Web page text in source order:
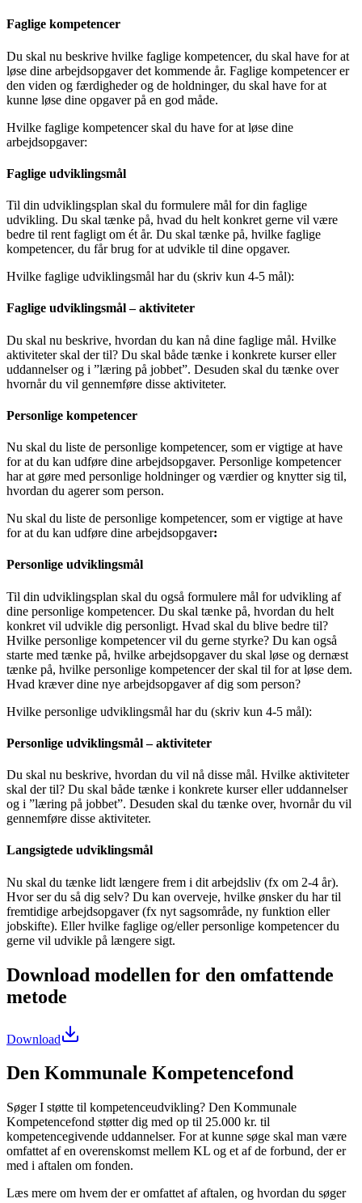
Faglige kompetencer
Du skal nu beskrive hvilke faglige kompetencer, du skal have for at
løse dine arbejdsopgaver det kommende år. Faglige kompetencer er
den viden og færdigheder og de holdninger, du skal have for at
kunne løse dine opgaver på en god måde.
Hvilke faglige kompetencer skal du have for at løse dine
arbejdsopgaver:
Faglige udviklingsmål
Til din udviklingsplan skal du formulere mål for din faglige
udvikling. Du skal tænke på, hvad du helt konkret gerne vil være
bedre til rent fagligt om ét år. Du skal tænke på, hvilke faglige
kompetencer, du får brug for at udvikle til dine opgaver.
Hvilke faglige udviklingsmål har du (skriv kun 4-5 mål):
Faglige udviklingsmål – aktiviteter
Du skal nu beskrive, hvordan du kan nå dine faglige mål. Hvilke
aktiviteter skal der til? Du skal både tænke i konkrete kurser eller
uddannelser og i ”læring på jobbet”. Desuden skal du tænke over
hvornår du vil gennemføre disse aktiviteter.
Personlige kompetencer
Nu skal du liste de personlige kompetencer, som er vigtige at have
for at du kan udføre dine arbejdsopgaver. Personlige kompetencer
har at gøre med personlige holdninger og værdier og knytter sig til,
hvordan du agerer som person.
Nu skal du liste de personlige kompetencer, som er vigtige at have
for at du kan udføre dine arbejdsopgaver:
Personlige udviklingsmål
Til din udviklingsplan skal du også formulere mål for udvikling af
dine personlige kompetencer. Du skal tænke på, hvordan du helt
konkret vil udvikle dig personligt. Hvad skal du blive bedre til?
Hvilke personlige kompetencer vil du gerne styrke? Du kan også
starte med tænke på, hvilke arbejdsopgaver du skal løse og dernæst
tænke på, hvilke personlige kompetencer der skal til for at løse dem.
Hvad kræver dine nye arbejdsopgaver af dig som person?
Hvilke personlige udviklingsmål har du (skriv kun 4-5 mål):
Personlige udviklingsmål – aktiviteter
Du skal nu beskrive, hvordan du vil nå disse mål. Hvilke aktiviteter
skal der til? Du skal både tænke i konkrete kurser eller uddannelser
og i ”læring på jobbet”. Desuden skal du tænke over, hvornår du vil
gennemføre disse aktiviteter.
Langsigtede udviklingsmål
Nu skal du tænke lidt længere frem i dit arbejdsliv (fx om 2-4 år).
Hvor ser du så dig selv? Du kan overveje, hvilke ønsker du har til
fremtidige arbejdsopgaver (fx nyt sagsområde, ny funktion eller
jobskifte). Eller hvilke faglige og/eller personlige kompetencer du
gerne vil udvikle på længere sigt.
Download modellen for den omfattende
metode
Download
Den Kommunale Kompetencefond
Søger I støtte til kompetenceudvikling? Den Kommunale
Kompetencefond støtter dig med op til 25.000 kr. til
kompetencegivende uddannelser. For at kunne søge skal man være
omfattet af en overenskomst mellem KL og et af de forbund, der er
med i aftalen om fonden.
Læs mere om hvem der er omfattet af aftalen, og hvordan du søger